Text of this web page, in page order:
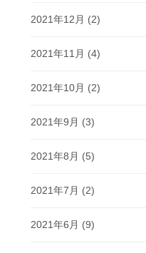
2021年12月 (2)
2021年11月 (4)
2021年10月 (2)
2021年9月 (3)
2021年8月 (5)
2021年7月 (2)
2021年6月 (9)